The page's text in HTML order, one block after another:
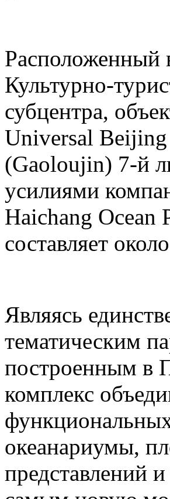
Расположенный
Культурно-
субцентра,
Universal Beijing
(Gaoloujin) 7-й
усилиями
Haichang Ocean
составляет
Являясь
тематическим
построенным в
комплекс
океанариумы,
представлений